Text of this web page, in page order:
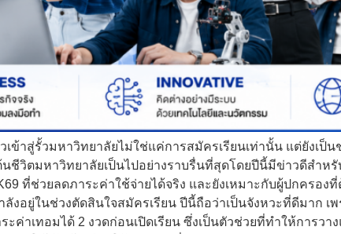
ข้าสู่รั้วมหาวิทยาลัยไม่ใช่แค่การสมัครเรียนเท่านั้น แต่ยังเป็น
ชีวิตมหาวิทยาลัยเป็นไปอย่างราบรื่นที่สุดโดยปีนี้มีข่าวดีสำห
ที่ช่วยลดภาระค่าใช้จ่ายได้จริง และยังเหมาะกับผู้ปกครอง
งอยู่ในช่วงตัดสินใจสมัครเรียน ปีนี้ถือว่าเป็นจังหวะที่ดีมาก เ
าเทอมได้ 2 งวดก่อนเปิดเรียน ซึ่งเป็นตัวช่วยที่ทำให้การวาง